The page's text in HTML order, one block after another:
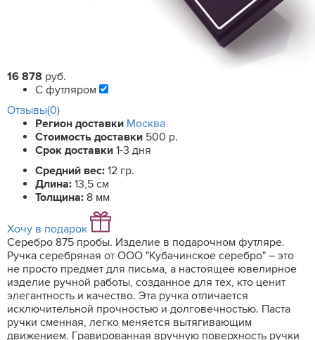
16 878 руб.
С футляром
Отзывы(0)
Регион доставки Москва
Стоимость доставки 500 р.
Срок доставки 1-3 дня
Средний вес: 12 гр.
Длина: 13,5 см
Толщина: 8 мм
Хочу в подарок
Серебро 875 пробы. Изделие в подарочном футляре.
Ручка серебряная от ООО "Кубачинское серебро" – это
не просто предмет для письма, а настоящее ювелирное
изделие ручной работы, созданное для тех, кто ценит
элегантность и качество. Эта ручка отличается
исключительной прочностью и долговечностью. Паста
ручки сменная, легко меняется вытягивающим
движением. Гравированная вручную поверхность ручки